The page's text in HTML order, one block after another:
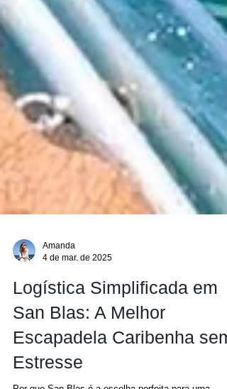
Amanda
4 de mar. de 2025
Logística Simplificada em
San Blas: A Melhor